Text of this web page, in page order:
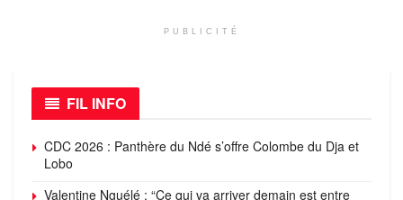
PUBLICITÉ
FIL INFO
CDC 2026 : Panthère du Ndé s’offre Colombe du Dja et
Lobo
Valentine Nguélé : “Ce qui va arriver demain est entre